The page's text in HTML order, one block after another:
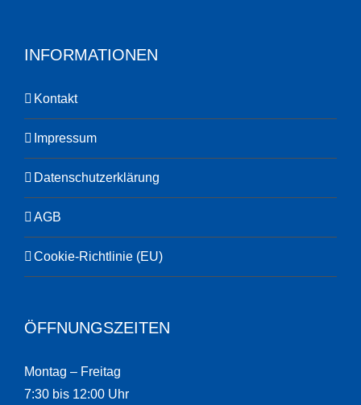
INFORMATIONEN
Kontakt
Impressum
Datenschutzerklärung
AGB
Cookie-Richtlinie (EU)
ÖFFNUNGSZEITEN
Montag – Freitag
7:30 bis 12:00 Uhr